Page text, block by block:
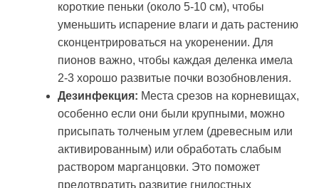
короткие пеньки (около 5-10 см), чтобы
уменьшить испарение влаги и дать растению
сконцентрироваться на укоренении. Для
пионов важно, чтобы каждая деленка имела
2-3 хорошо развитые почки возобновления.
Дезинфекция: Места срезов на корневищах,
особенно если они были крупными, можно
присыпать толченым углем (древесным или
активированным) или обработать слабым
раствором марганцовки. Это поможет
предотвратить развитие гнилостных